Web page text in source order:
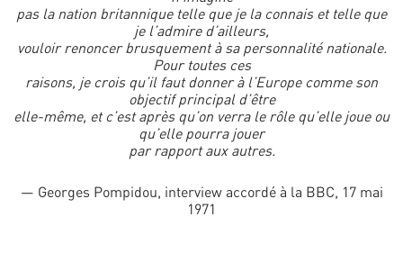
pas la nation britannique telle que je la connais et telle que
je l’admire d’ailleurs,
vouloir renoncer brusquement à sa personnalité nationale.
Pour toutes ces
raisons, je crois qu’il faut donner à l’Europe comme son
objectif principal d’être
elle-même, et c’est après qu’on verra le rôle qu’elle joue ou
qu’elle pourra jouer
par rapport aux autres.
— Georges Pompidou, interview accordé à la BBC, 17 mai
1971